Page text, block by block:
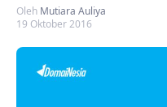
Oleh Mutiara Auliya
19 Oktober 2016